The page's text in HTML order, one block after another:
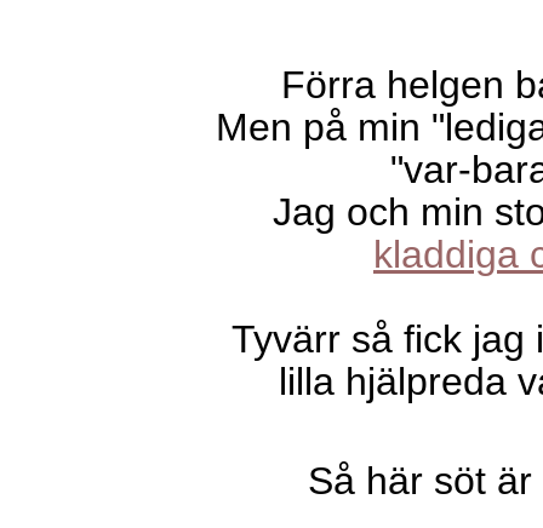
Förra helgen
Men på min
"var-
Jag och min
kladdiga
Tyvärr så fick jag
lilla hjälpreda
Så här söt